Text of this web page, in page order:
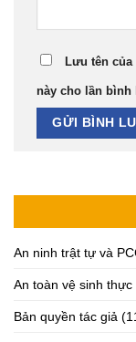
Lưu tên
này cho lần bình
An ninh trật tự và
An toàn vệ sinh thực
Bản quyền tác giả